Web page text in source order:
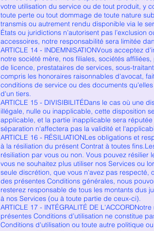
votre utilisation du service ou de tout produit, y
toute perte ou tout dommage de toute nature
transmis ou autrement rendu disponible via le
États ou juridictions n’autorisent pas
accessoires, notre responsabilité sera limitée
ARTICLE 14 - INDEMNISATIONVous acceptez
notre société mère, nos filiales, sociétés
de licence, prestataires de services, sous-
compris les honoraires raisonnables d'avocat,
conditions de service ou des documents
d'un tiers.
ARTICLE 15 - DIVISIBILITÉDans le cas où une
illégale, nulle ou inapplicable, cette disposition
applicable, et la partie inapplicable sera
séparation n'affectera pas la validité et
ARTICLE 16 - RÉSILIATIONLes obligations et
à la résiliation du présent Contrat à toutes
résiliation par vous ou non. Vous pouvez
vous ne souhaitez plus utiliser nos Services ou
seule discrétion, que vous n'avez pas respecté,
des présentes Conditions générales, nous
resterez responsable de tous les montants dus
à nos Services (ou à toute partie de ceux-ci).
ARTICLE 17 - INTÉGRALITÉ DE
présentes Conditions d’utilisation ne constitue
Conditions d'utilisation ou toute autre politique